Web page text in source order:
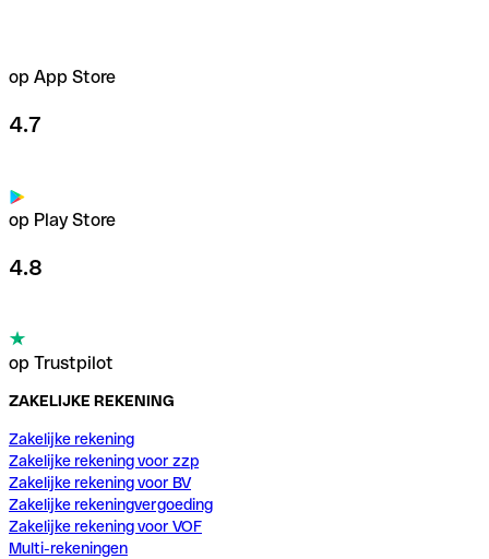
op App Store
4.7
op Play Store
4.8
op Trustpilot
ZAKELIJKE REKENING
Zakelijke rekening
Zakelijke rekening voor zzp
Zakelijke rekening voor BV
Zakelijke rekeningvergoeding
Zakelijke rekening voor VOF
Multi-rekeningen